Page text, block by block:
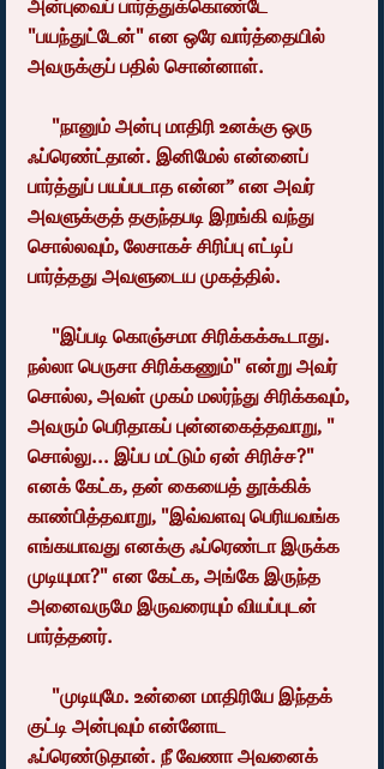
அன்புவைப் பார்த்துக்கொண்டே
"பயந்துட்டேன்" என ஒரே வார்த்தையில்
அவருக்குப் பதில் சொன்னாள்.
ஃப்ரெண்ட்தான். இனிமேல் என்னைப்
பார்த்துப் பயப்படாத என்ன” என அவர்
அவளுக்குத் தகுந்தபடி இறங்கி வந்து
சொல்லவும், லேசாகச் சிரிப்பு எட்டிப்
பார்த்தது அவளுடைய முகத்தில்.
நல்லா பெருசா சிரிக்கணும்" என்று அவர்
சொல்ல, அவள் முகம் மலர்ந்து சிரிக்கவும்,
அவரும் பெரிதாகப் புன்னகைத்தவாறு, "
சொல்லு... இப்ப மட்டும் ஏன் சிரிச்ச?"
எனக் கேட்க, தன் கையைத் தூக்கிக்
காண்பித்தவாறு, "இவ்வளவு பெரியவங்க
எங்கயாவது எனக்கு ஃப்ரெண்டா இருக்க
முடியுமா?" என கேட்க, அங்கே இருந்த
அனைவருமே இருவரையும் வியப்புடன்
பார்த்தனர்.
குட்டி அன்புவும் என்னோட
ஃப்ரெண்டுதான். நீ வேணா அவனைக்